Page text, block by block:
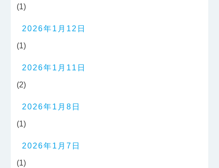
(1)
2026年1月12日
(1)
2026年1月11日
(2)
2026年1月8日
(1)
2026年1月7日
(1)